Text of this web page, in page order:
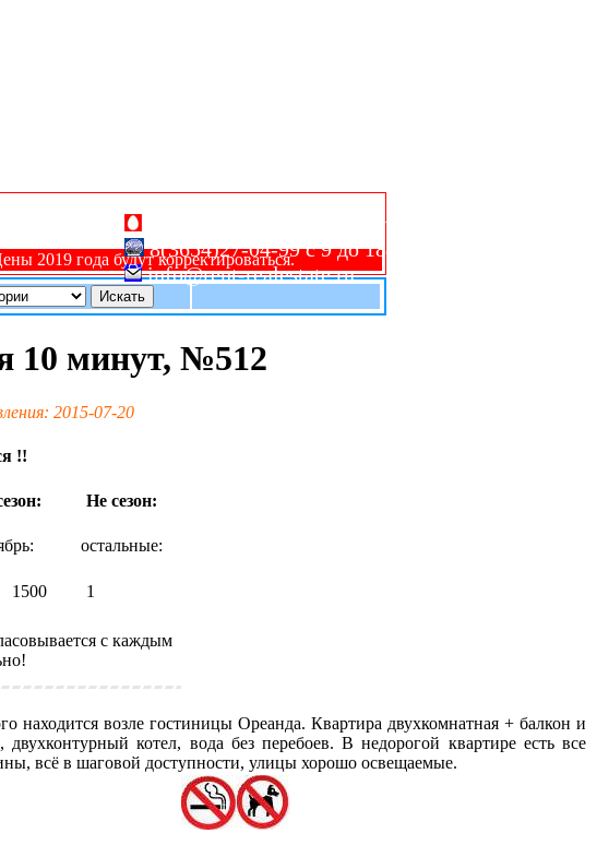
8(978)704-79-86 круглосуточно;
8(3654)27-04-99 с 9 до 18;
info@rent-realestate.ru
2019 года будут корректироваться.
10 минут, №512
2015-07-20
!!
Не сезон:
остальные:
1500 1
с каждым
находится возле гостиницы Ореанда. Квартира двухкомнатная + балкон и
котел, вода без перебоев. В недорогой квартире есть все
всё в шаговой доступности, улицы хорошо освещаемые.